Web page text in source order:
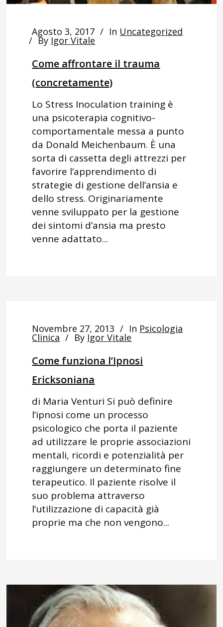
Agosto 3, 2017 In Uncategorized
By Igor Vitale
Come affrontare il trauma
(concretamente)
Lo Stress Inoculation training è
una psicoterapia cognitivo-
comportamentale messa a punto
da Donald Meichenbaum. È una
sorta di cassetta degli attrezzi per
favorire l’apprendimento di
strategie di gestione dell’ansia e
dello stress. Originariamente
venne sviluppato per la gestione
dei sintomi d’ansia ma presto
venne adattato...
Novembre 27, 2013 In Psicologia
Clinica By Igor Vitale
Come funziona l’Ipnosi
Ericksoniana
di Maria Venturi Si può definire
l’ipnosi come un processo
psicologico che porta il paziente
ad utilizzare le proprie associazioni
mentali, ricordi e potenzialità per
raggiungere un determinato fine
terapeutico. Il paziente risolve il
suo problema attraverso
l’utilizzazione di capacità già
proprie ma che non vengono...